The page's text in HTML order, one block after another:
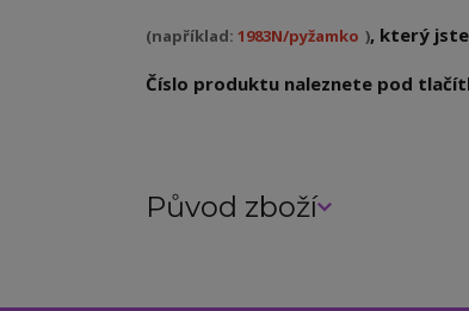
(například: 1983N/pyžamko ), který
Číslo produktu naleznete pod
Původ zboží